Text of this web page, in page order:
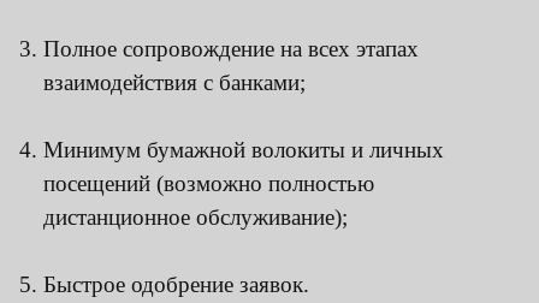
Полное сопровождение на всех этапах
взаимодействия с банками;
Минимум бумажной волокиты и личных
посещений (возможно полностью
дистанционное обслуживание);
Быстрое одобрение заявок.